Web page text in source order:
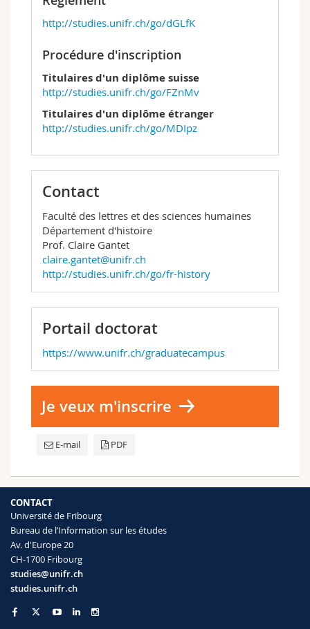
http://studies.unifr.ch/go/dGLfK
Procédure d'inscription
Titulaires d'un diplôme suisse
http://studies.unifr.ch/go/FZnMv
Titulaires d'un diplôme étranger
http://studies.unifr.ch/go/MDIpz
Contact
Faculté des lettres et des sciences humaines
Département d'histoire
Prof. Claire Gantet
claire.gantet@unifr.ch
http://studies.unifr.ch/go/fr-history
Portail doctorat
https://www.unifr.ch/graduatecampus
Je veux m'inscrire
E-mail PDF
CONTACT
Université de Fribourg
Bureau de l’Information sur les études
Av. d'Europe 20
CH-1700 Fribourg
studies@unifr.ch
studies.unifr.ch